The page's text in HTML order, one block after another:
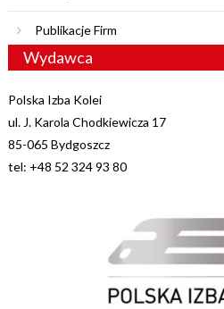
Publikacje Firm
Wydawca
Polska Izba Kolei
ul. J. Karola Chodkiewicza 17
85-065 Bydgoszcz
tel: +48 52 324 93 80